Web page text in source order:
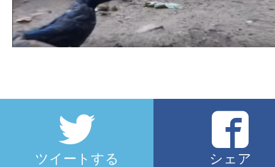
ツイートする シェア